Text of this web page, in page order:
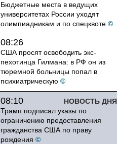
Бюджетные места в ведущих
университетах России уходят
олимпиадникам и по спецквоте ©
08:26
США просят освободить экс-
пехотинца Гилмана: в РФ он из
тюремной больницы попал в
психиатрическую ©
НОВОСТЬ ДНЯ
08:10
Трамп подписал указы по
ограничению предоставления
гражданства США по праву
рождения ©